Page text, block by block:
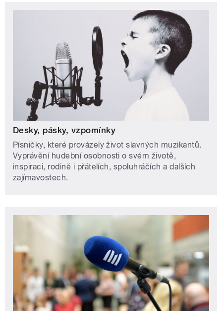
Desky, pásky, vzpomínky
Písničky, které provázely život slavných muzikantů.
Vyprávění hudební osobnosti o svém životě,
inspiraci, rodině i přátelích, spoluhráčích a dalších
zajímavostech.